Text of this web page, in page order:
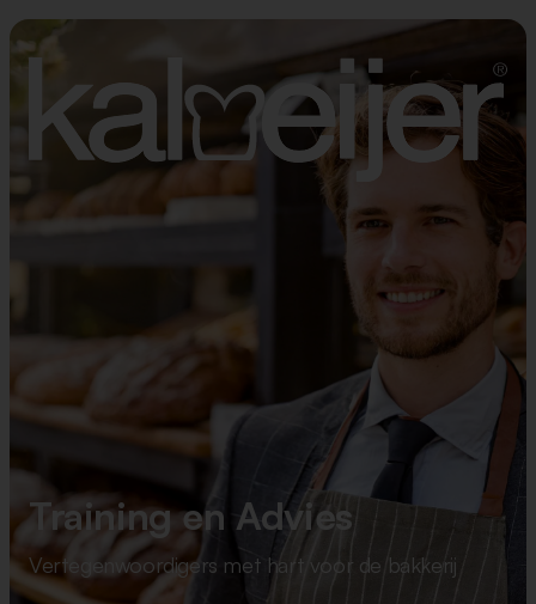
Training en Advies
Vertegenwoordigers met hart voor de bakkerij